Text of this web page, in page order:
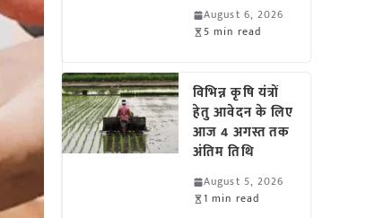
August 6, 2026
5 min read
विभिन्न कृषि यंत्रों
हेतु आवेदन के लिए
आज 4 अगस्त तक
अंतिम तिथि
August 5, 2026
1 min read